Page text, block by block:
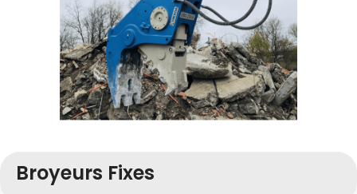
Broyeurs Fixes